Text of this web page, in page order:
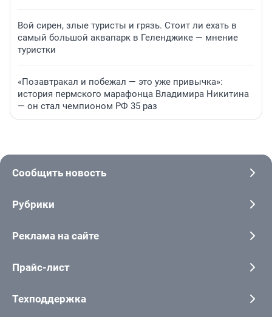
Вой сирен, злые туристы и грязь. Стоит ли ехать в
самый большой аквапарк в Геленджике — мнение
туристки
«Позавтракал и побежал — это уже привычка»:
история пермского марафонца Владимира Никитина
— он стал чемпионом РФ 35 раз
Сообщить новость
Рубрики
Реклама на сайте
Прайс-лист
Техподдержка